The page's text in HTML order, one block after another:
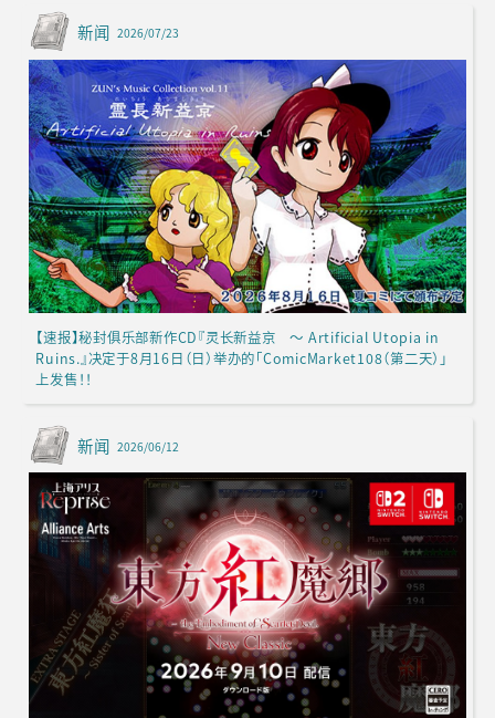
新闻 2026/07/23
【速报】秘封俱乐部新作CD『灵长新益京 ～ Artificial Utopia in
Ruins.』决定于8月16日（日）举办的「ComicMarket108（第二天）」
上发售！！
新闻 2026/06/12